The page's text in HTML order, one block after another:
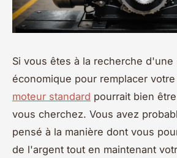
Si vous êtes à la recherche d'une
économique pour remplacer
moteur standard pourrait bien
vous cherchez. Vous avez
pensé à la manière dont vous
de l'argent tout en maintenant